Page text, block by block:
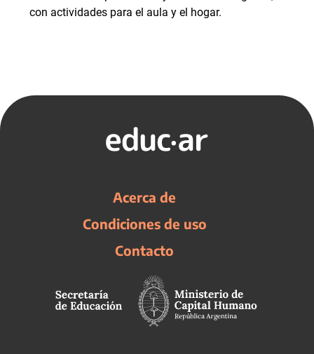
con actividades para el aula y el hogar.
Acerca de
Condiciones de uso
Contacto